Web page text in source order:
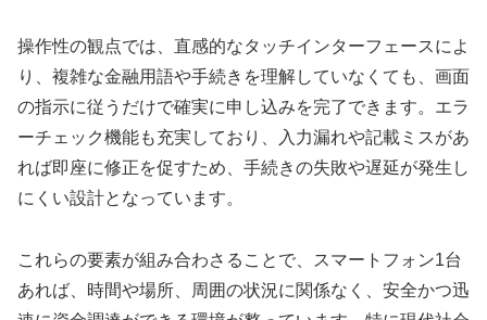
操作性の観点では、直感的なタッチインターフェースによ
り、複雑な金融用語や手続きを理解していなくても、画面
の指示に従うだけで確実に申し込みを完了できます。エラ
ーチェック機能も充実しており、入力漏れや記載ミスがあ
れば即座に修正を促すため、手続きの失敗や遅延が発生し
にくい設計となっています。
これらの要素が組み合わさることで、スマートフォン1台
あれば、時間や場所、周囲の状況に関係なく、安全かつ迅